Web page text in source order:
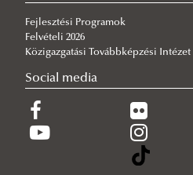
Fejlesztési Programok
Felvételi 2026
Közigazgatási Továbbképzési Intézet
Social media